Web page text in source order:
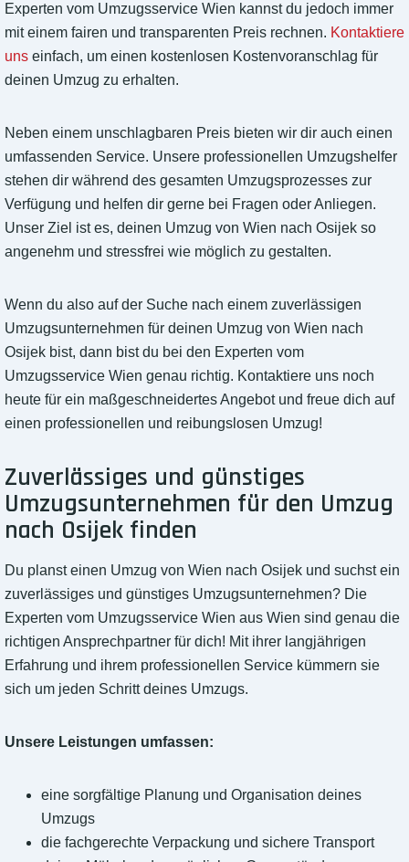
Experten vom Umzugsservice Wien kannst du jedoch immer
mit einem fairen und transparenten Preis rechnen. Kontaktiere
uns einfach, um einen kostenlosen Kostenvoranschlag für
deinen Umzug zu erhalten.
Neben einem unschlagbaren Preis bieten wir dir auch einen
umfassenden Service. Unsere professionellen Umzugshelfer
stehen dir während des gesamten Umzugsprozesses zur
Verfügung und helfen dir gerne bei Fragen oder Anliegen.
Unser Ziel ist es, deinen Umzug von Wien nach Osijek so
angenehm und stressfrei wie möglich zu gestalten.
Wenn du also auf der Suche nach einem zuverlässigen
Umzugsunternehmen für deinen Umzug von Wien nach
Osijek bist, dann bist du bei den Experten vom
Umzugsservice Wien genau richtig. Kontaktiere uns noch
heute für ein maßgeschneidertes Angebot und freue dich auf
einen professionellen und reibungslosen Umzug!
Zuverlässiges und günstiges
Umzugsunternehmen für den Umzug
nach Osijek finden
Du planst einen Umzug von Wien nach Osijek und suchst ein
zuverlässiges und günstiges Umzugsunternehmen? Die
Experten vom Umzugsservice Wien aus Wien sind genau die
richtigen Ansprechpartner für dich! Mit ihrer langjährigen
Erfahrung und ihrem professionellen Service kümmern sie
sich um jeden Schritt deines Umzugs.
Unsere Leistungen umfassen:
eine sorgfältige Planung und Organisation deines
Umzugs
die fachgerechte Verpackung und sichere Transport